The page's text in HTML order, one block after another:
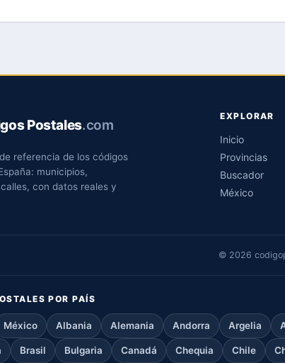
Postales.com
referencia de los códigos
municipios,
con datos reales y
EXPLORAR
Inicio
Provincias
Buscador
México
© 2026
POR PAÍS
México Albania Alemania Andorra Argelia
Brasil Bulgaria Canadá Chequia Chile